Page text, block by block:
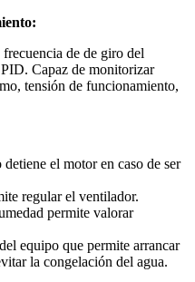
frecuencia de de giro del
Capaz de monitorizar
tensión de funcionamiento,
detiene el motor en caso de ser
regular el ventilador.
permite valorar
equipo que permite arrancar
la congelación del agua.